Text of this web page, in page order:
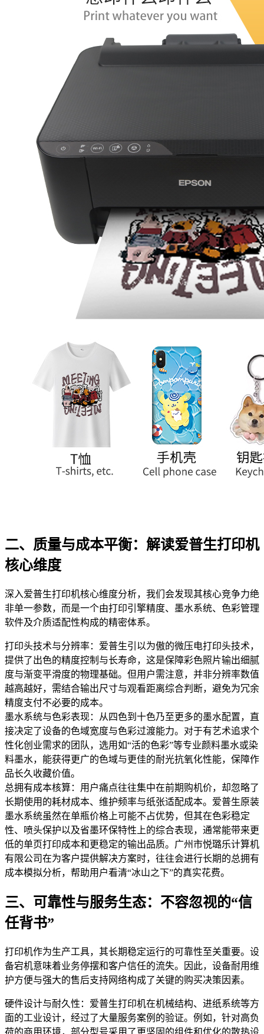
二、质量与成本平衡：解读爱普生打印机
核心维度
深入爱普生打印机核心维度分析，我们会发现其核心竞争力绝
非单一参数，而是一个由打印引擎精度、墨水系统、色彩管理
软件及介质适配性构成的精密体系。
打印头技术与分辨率：爱普生引以为傲的微压电打印头技术，
提供了出色的精度控制与长寿命，这是保障彩色照片输出细腻
度与渐变平滑度的物理基础。但用户需注意，并非分辨率数值
越高越好，需结合输出尺寸与观看距离综合判断，避免为冗余
精度支付不必要的成本。
墨水系统与色彩表现：从四色到十色乃至更多的墨水配置，直
接决定了设备的色域宽度与色彩过渡能力。对于有艺术追求个
性化创业需求的团队，选用如“活的色彩”等专业颜料墨水或染
料墨水，能获得更广的色域与更佳的耐光抗氧化性能，保障作
品长久收藏价值。
总拥有成本核算：用户痛点往往集中在前期购机价，却忽略了
长期使用的耗材成本、维护频率与纸张适配成本。爱普生原装
墨水系统虽然在单瓶价格上可能不占优势，但其在色彩稳定
性、喷头保护以及省墨环保特性上的综合表现，通常能带来更
低的单页打印成本和更稳定的输出品质。广州市悦璐乐计算机
有限公司在为客户提供解决方案时，往往会进行长期的总拥有
成本模拟分析，帮助用户看清“冰山之下”的真实花费。
三、可靠性与服务生态：不容忽视的“信
任背书”
打印机作为生产工具，其长期稳定运行的可靠性至关重要。设
备宕机意味着业务停摆和客户信任的流失。因此，设备耐用维
护方便与强大的售后支持网络构成了关键的购买决策因素。
硬件设计与耐久性：爱普生打印机在机械结构、进纸系统等方
面的工业设计，经过了大量服务案例的验证。例如，针对高负